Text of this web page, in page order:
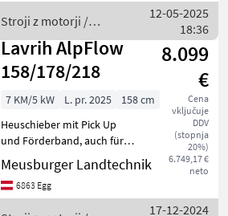
klappbare Seitenteil
Stroji z motorji /
Lavrih
12-05-2025
18:36
Lavrih AlpFlow
158/178/218
8.099
€
Cena
vključuje
DDV
(stopnja
20%)
6.749,17 €
neto
7 KM/5 kW L. pr. 2025
158 cm
Heuschieber mit Pick Up
und Förderband, auch für
kleine Motormäher ab 7PS,
Förderband Hydraulisch
Links- Rechtslauf;
Meusburger Landtechnik
6863 Egg
17-12-2024